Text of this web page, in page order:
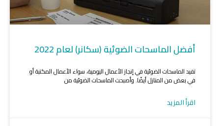
أفضل الماسحات الضوئية (سكانر) لعام 2022
تفيد الماسحات الضوئية في إنجاز الأعمال اليومية، سواء الأعمال المكتبة أو
في بعض من المنازل أيضًا. وأصبحت الماسحات الضوئية من
اقرأ المزيد